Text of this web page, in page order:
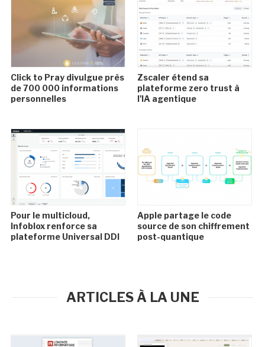
Click to Pray divulgue près
de 700 000 informations
personnelles
Zscaler étend sa
plateforme zero trust à
l'IA agentique
Pour le multicloud,
Infoblox renforce sa
plateforme Universal DDI
Apple partage le code
source de son chiffrement
post-quantique
ARTICLES À LA UNE